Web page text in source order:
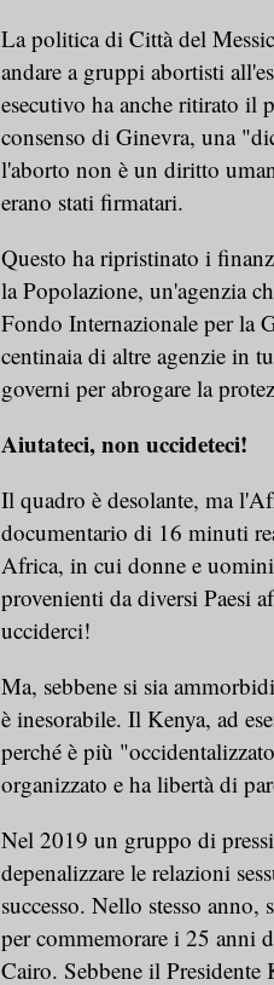
La politica di Città del
andare a gruppi abortisti
esecutivo ha anche ritirato il
consenso di Ginevra, una
l'aborto non è un diritto
erano stati firmatari.
Questo ha ripristinato i
la Popolazione, un'agenzia
Fondo Internazionale per la
centinaia di altre agenzie in
governi per abrogare la
Aiutateci, non uccideteci!
Il quadro è desolante, ma
documentario di 16 minuti
Africa, in cui donne e uomini
provenienti da diversi Paesi
ucciderci!
Ma, sebbene si sia
è inesorabile. Il Kenya, ad
perché è più
organizzato e ha libertà di
Nel 2019 un gruppo di
depenalizzare le relazioni
successo. Nello stesso
per commemorare i 25 anni
Cairo. Sebbene il